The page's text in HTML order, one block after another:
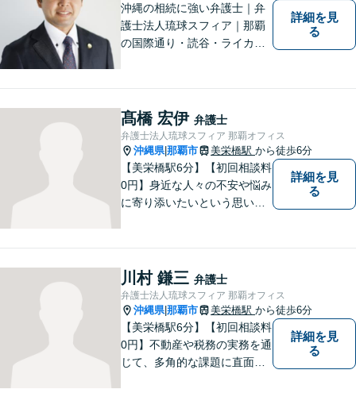
沖縄の相続に強い弁護士｜弁
護士法人琉球スフィア｜那覇
の国際通り・読谷・ライカム
す。お気軽にご連絡くださ
い！
詳細を見
る
髙橋 宏伊 弁護士
弁護士法人琉球スフィア 那覇オフィス
沖縄県|那覇市 美栄橋駅 から徒歩6分
【美栄橋駅6分】【初回相談料
0円】身近な人々の不安や悩み
に寄り添いたいという思いか
指すことが私の信念です。
【休日面談可】
詳細を見
る
川村 鎌三 弁護士
弁護士法人琉球スフィア 那覇オフィス
沖縄県|那覇市 美栄橋駅 から徒歩6分
【美栄橋駅6分】【初回相談料
0円】不動産や税務の実務を通
じて、多角的な課題に直面す
詳細を見
る